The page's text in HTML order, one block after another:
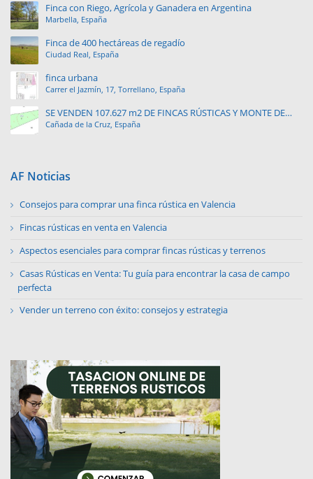
Finca con Riego, Agrícola y Ganadera en Argentina
Marbella, España
Finca de 400 hectáreas de regadío
Ciudad Real, España
finca urbana
Carrer el Jazmín, 17, Torrellano, España
SE VENDEN 107.627 m2 DE FINCAS RÚSTICAS Y MONTE DE
PINAR.
Cañada de la Cruz, España
AF Noticias
Consejos para comprar una finca rústica en Valencia
Fincas rústicas en venta en Valencia
Aspectos esenciales para comprar fincas rústicas y terrenos
Casas Rústicas en Venta: Tu guía para encontrar la casa de campo
perfecta
Vender un terreno con éxito: consejos y estrategia